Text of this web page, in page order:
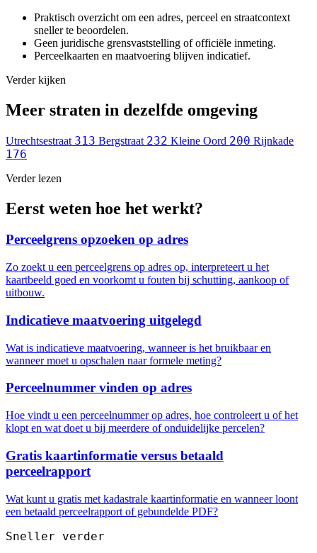
Praktisch overzicht om een adres, perceel en straatcontext
sneller te beoordelen.
Geen juridische grensvaststelling of officiële inmeting.
Perceelkaarten en maatvoering blijven indicatief.
Verder kijken
Meer straten in dezelfde omgeving
Utrechtsestraat 313 Bergstraat 232 Kleine Oord 200 Rijnkade
176
Verder lezen
Eerst weten hoe het werkt?
Perceelgrens opzoeken op adres
Zo zoekt u een perceelgrens op adres op, interpreteert u het
kaartbeeld goed en voorkomt u fouten bij schutting, aankoop of
uitbouw.
Indicatieve maatvoering uitgelegd
Wat is indicatieve maatvoering, wanneer is het bruikbaar en
wanneer moet u opschalen naar formele meting?
Perceelnummer vinden op adres
Hoe vindt u een perceelnummer op adres, hoe controleert u of het
klopt en wat doet u bij meerdere of onduidelijke percelen?
Gratis kaartinformatie versus betaald
perceelrapport
Wat kunt u gratis met kadastrale kaartinformatie en wanneer loont
een betaald perceelrapport of gebundelde PDF?
Sneller verder